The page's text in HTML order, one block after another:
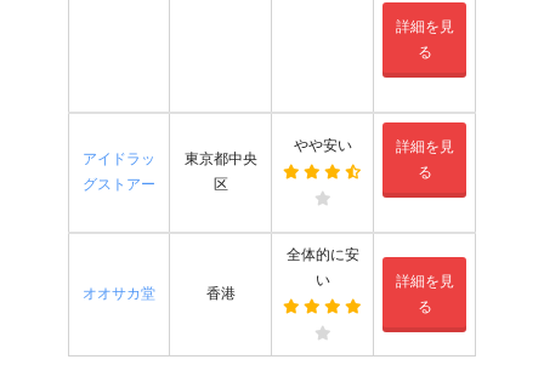
詳細を見
る
アイドラッ
グストアー
東京都中央
区
やや安い
詳細を見
る
オオサカ堂 香港
全体的に安
い
詳細を見
る